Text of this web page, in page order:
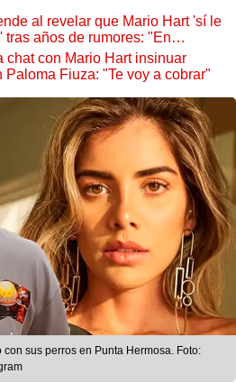
al revelar que Mario Hart 'sí le
tras años de rumores: "En
chat con Mario Hart insinuar
Paloma Fiuza: "Te voy a cobrar"
sus perros en Punta Hermosa. Foto: